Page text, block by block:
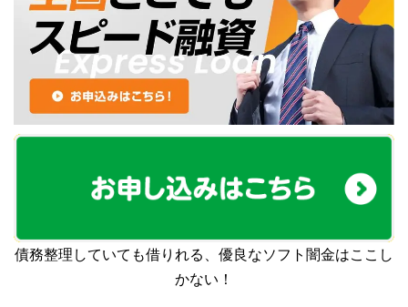
債務整理していても借りれる、優良なソフト闇金はここし
かない！